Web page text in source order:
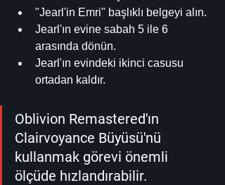
"Jearl'in Emri" başlıklı belgeyi alın.
Jearl'ın evine sabah 5 ile 6
arasında dönün.
Jearl'ın evindeki ikinci casusu
ortadan kaldır.
Oblivion Remastered'ın
Clairvoyance Büyüsü'nü
kullanmak görevi önemli
ölçüde hızlandırabilir.